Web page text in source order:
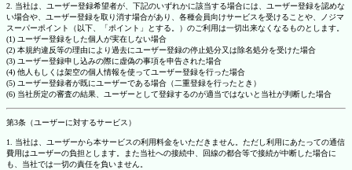
2. 当社は、ユーザー登録希望者が、下記のいずれかに該当する場合には、ユーザー登録を認めな
い場合や、ユーザー登録を取り消す場合があり、各種会員向けサービスを受けることや、ノジマ
スーパーポイント（以下、「ポイント」とする。）のご利用は一切出来なくなるものとします。
(1) ユーザー登録をした個人が実在しない場合
(2) 本規約違反等の理由により過去にユーザー登録の停止処分又は除名処分を受けた場合
(3) ユーザー登録申し込みの際に虚偽の事項を申告された場合
(4) 他人もしくは架空の個人情報を使ってユーザー登録を行った場合
(5) ユーザー登録者が既にユーザーである場合（二重登録を行ったとき）
(6) 当社所定の審査の結果、ユーザーとして登録するのが適当ではないと当社が判断した場合
第3条（ユーザーに対するサービス）
1. 当社は、ユーザーから本サービスの利用料金をいただきません。ただし利用にあたっての通信
費用はユーザーの負担とします。また当社への接続中、回線の都合等で接続が中断した場合に
も、当社では一切の責任を負いません。